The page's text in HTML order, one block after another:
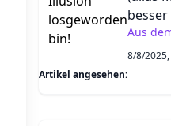
Aus
8/8/
Artikel angesehen: